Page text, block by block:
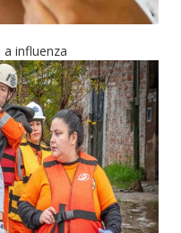
influenza